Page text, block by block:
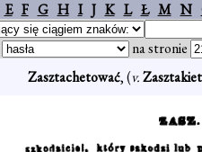
E F G H I J K L Ł M N
na stronie
Zasztachetować, (v.